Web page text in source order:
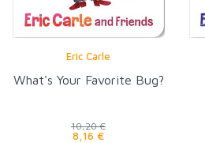
Eric Carle
What's Your Favorite Bug?
10,20 €
8,16 €